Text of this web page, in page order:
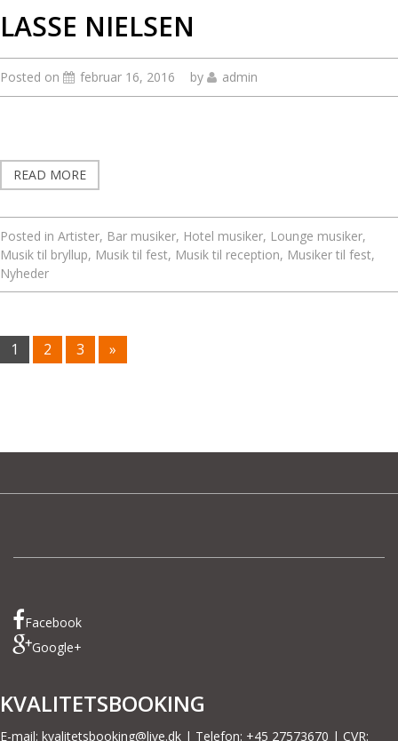
LASSE NIELSEN
Posted on februar 16, 2016 by admin
READ MORE
Posted in Artister, Bar musiker, Hotel musiker, Lounge musiker,
Musik til bryllup, Musik til fest, Musik til reception, Musiker til fest,
Nyheder
P
E
:
1 2 3 »
Facebook
Google+
KVALITETSBOOKING
E-mail: kvalitetsbooking@live.dk | Telefon: +45 27573670 | CVR: